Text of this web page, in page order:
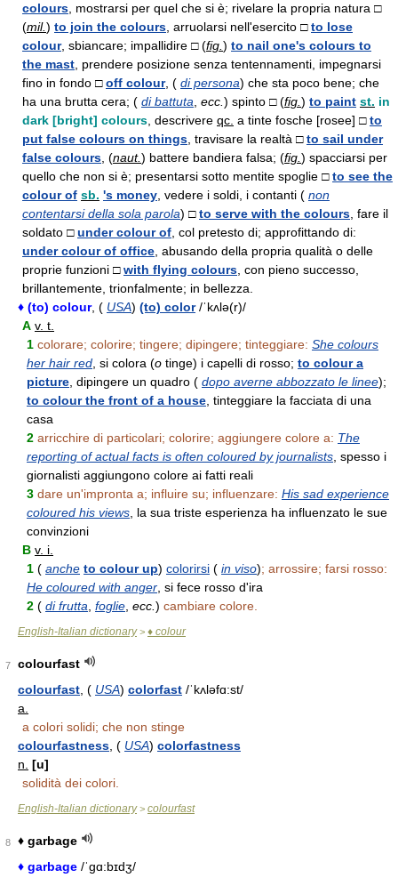
colours , mostrarsi per quel che si è; rivelare la propria natura □
(mil.) to join the colours , arruolarsi nell'esercito □to lose
colour, sbiancare; impallidire □ (fig. ) to nail one's colours to
the mast , prendere posizione senza tentennamenti, impegnarsi
fino in fondo □off colour, ( di persona) che sta poco bene; che
ha una brutta cera; ( di battuta ecc. ) spinto □ (fig. ) to paint st. in
dark [bright] colours , descrivere qc. a tinte fosche [rosee] □to
put false colours on things , travisare la realtà □to sail under
false colours , (naut.) battere bandiera falsa; (fig. ) spacciarsi per
quello che non si è; presentarsi sotto mentite spoglie □to see the
colour of sb. 's money , vedere i soldi, i contanti ( non
contentarsi della sola parola) □to serve with the colours , fare il
soldato □under colour of , col pretesto di; approfittando di:
under colour of office , abusando della propria qualità o delle
proprie funzioni □with flying colours , con pieno successo,
brillantemente, trionfalmente; in bellezza.
♦ (to) colour, ( USA) (to) color/ˈkʌlə(r)/
A v. t.
1 colorare; colorire; tingere; dipingere; tinteggiare: She colours
her hair red , si colora (o tinge) i capelli di rosso; to colour a
picture , dipingere un quadro ( dopo averne abbozzato le linee);
to colour the front of a house , tinteggiare la facciata di una
casa
2 arricchire di particolari; colorire; aggiungere colore a: The
reporting of actual facts is often coloured by journalists , spesso i
giornalisti aggiungono colore ai fatti reali
3 dare un'impronta a; influire su; influenzare: His sad experience
coloured his views , la sua triste esperienza ha influenzato le sue
convinzioni
B v. i.
1 ( anche to colour up) colorirsi ( in viso); arrossire; farsi rosso:
He coloured with anger , si fece rosso d'ira
2 ( di frutta foglie ecc. ) cambiare colore.
English-Italian dictionary> ♦ colour
7
colourfast
colourfast , ( USA) colorfast /ˈkʌləfɑ:st/
a.
a colori solidi; che non stinge
colourfastness , ( USA) colorfastness
n. [u]
solidità dei colori.
English-Italian dictionary> colourfast
8
♦ garbage
♦ garbage /ˈgɑ:bɪdʒ/